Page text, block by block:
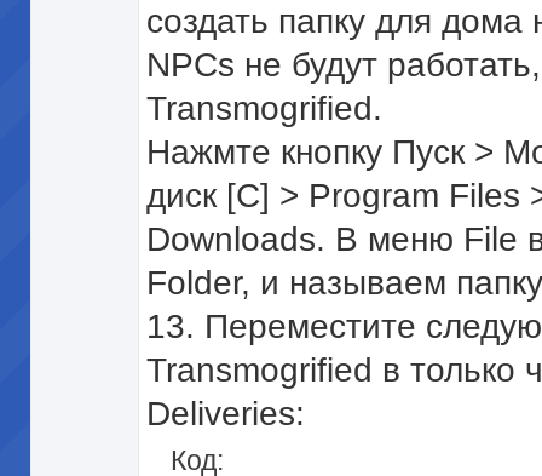
создать папку для
NPCs не будут
Transmogrified.
Нажмте кнопку Пуск >
диск [C] > Program Files
Downloads. В меню File
Folder, и называем
13. Переместите
Transmogrified в только
Deliveries:
Код: